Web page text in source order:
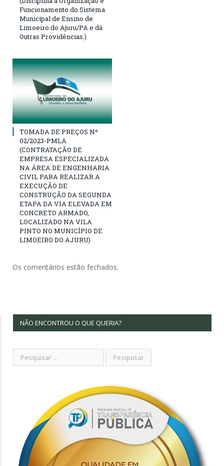
Funcionamento do Sistema
Municipal de Ensino de
Limoeiro do Ajuru/PA e dá
Outras Providências.)
TOMADA DE PREÇOS Nº
02/2023-PMLA
(CONTRATAÇÃO DE
EMPRESA ESPECIALIZADA
NA ÁREA DE ENGENHARIA
CIVIL PARA REALIZAR A
EXECUÇÃO DE
CONSTRUÇÃO DA SEGUNDA
ETAPA DA VIA ELEVADA EM
CONCRETO ARMADO,
LOCALIZADO NA VILA
PINTO NO MUNICÍPIO DE
LIMOEIRO DO AJURU)
Os comentários estão fechados.
NÃO ENCONTROU O QUE QUERIA?